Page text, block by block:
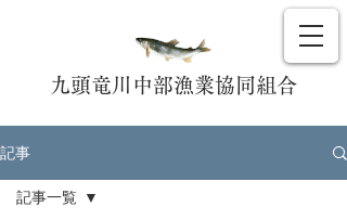
九頭竜川中部漁業協同組合
記事
記事一覧